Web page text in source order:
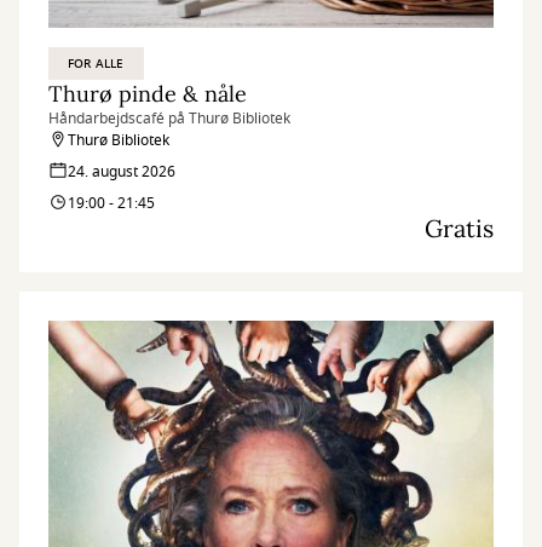
FOR ALLE
Thurø pinde & nåle
Håndarbejdscafé på Thurø Bibliotek
Thurø Bibliotek
24. august 2026
19:00 - 21:45
Gratis